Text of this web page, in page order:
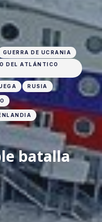
GUERRA DE UCRANIA
DEL ATLÁNTICO
RUSIA
batalla